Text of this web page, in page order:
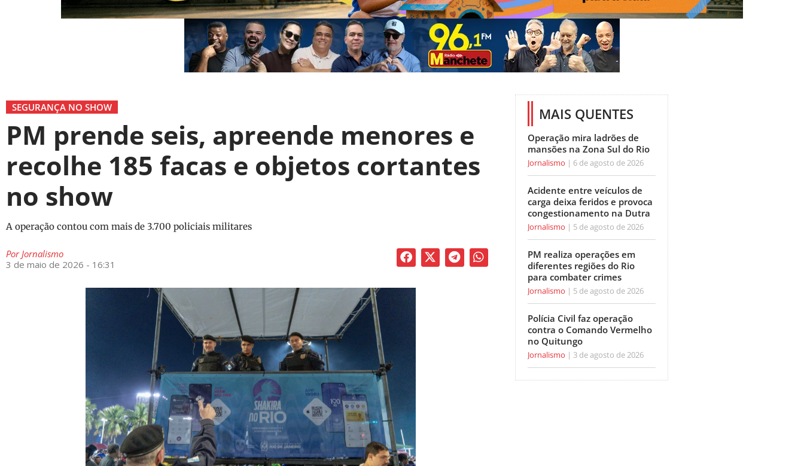
SEGURANÇA NO SHOW
PM prende seis, apreende menores e
recolhe 185 facas e objetos cortantes
no show
A operação contou com mais de 3.700 policiais militares
PorJornalismo
3 de maio de 2026 - 16:31
MAIS QUENTES
Operação mira ladrões de
mansões na Zona Sul do Rio
Jornalismo 6 de agosto de 2026
Acidente entre veículos de
carga deixa feridos e provoca
congestionamento na Dutra
Jornalismo 5 de agosto de 2026
PM realiza operações em
diferentes regiões do Rio
para combater crimes
Jornalismo 5 de agosto de 2026
Polícia Civil faz operação
contra o Comando Vermelho
no Quitungo
Jornalismo 3 de agosto de 2026